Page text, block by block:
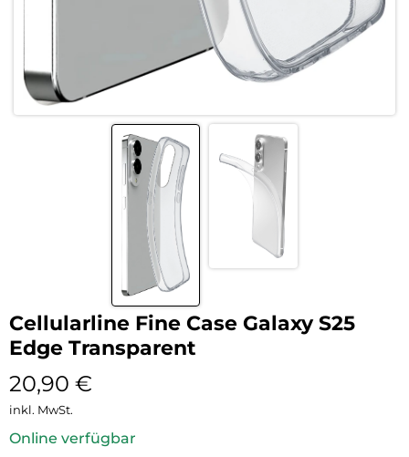
Cellularline Fine Case Galaxy S25
Edge Transparent
20,90 €
inkl. MwSt.
Online verfügbar